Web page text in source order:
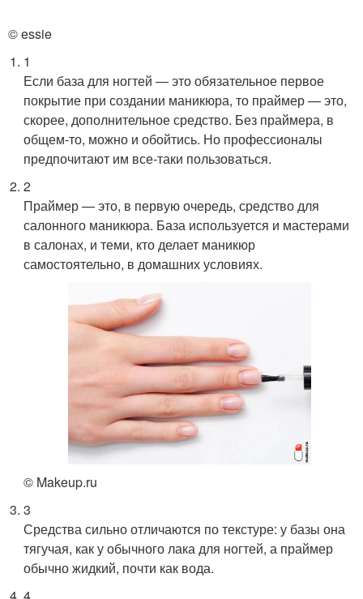
© essie
1
Если база для ногтей — это обязательное первое
покрытие при создании маникюра, то праймер — это,
скорее, дополнительное средство. Без праймера, в
общем-то, можно и обойтись. Но профессионалы
предпочитают им все-таки пользоваться.
2
Праймер — это, в первую очередь, средство для
салонного маникюра. База используется и мастерами
в салонах, и теми, кто делает маникюр
самостоятельно, в домашних условиях.
© Makeup.ru
3
Средства сильно отличаются по текстуре: у базы она
тягучая, как у обычного лака для ногтей, а праймер
обычно жидкий, почти как вода.